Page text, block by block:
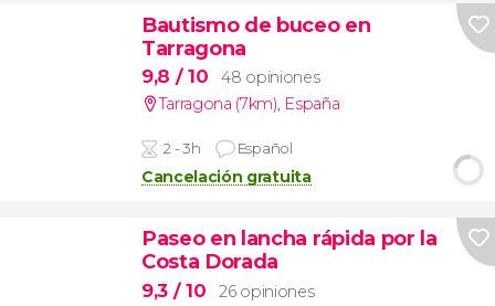
Bautismo de buceo en
Tarragona
9,8 / 10
48 opiniones
Tarragona (7km), España
2 - 3h Español
Cancelación gratuita
Paseo en lancha rápida por la
Costa Dorada
9,3 / 10
26 opiniones